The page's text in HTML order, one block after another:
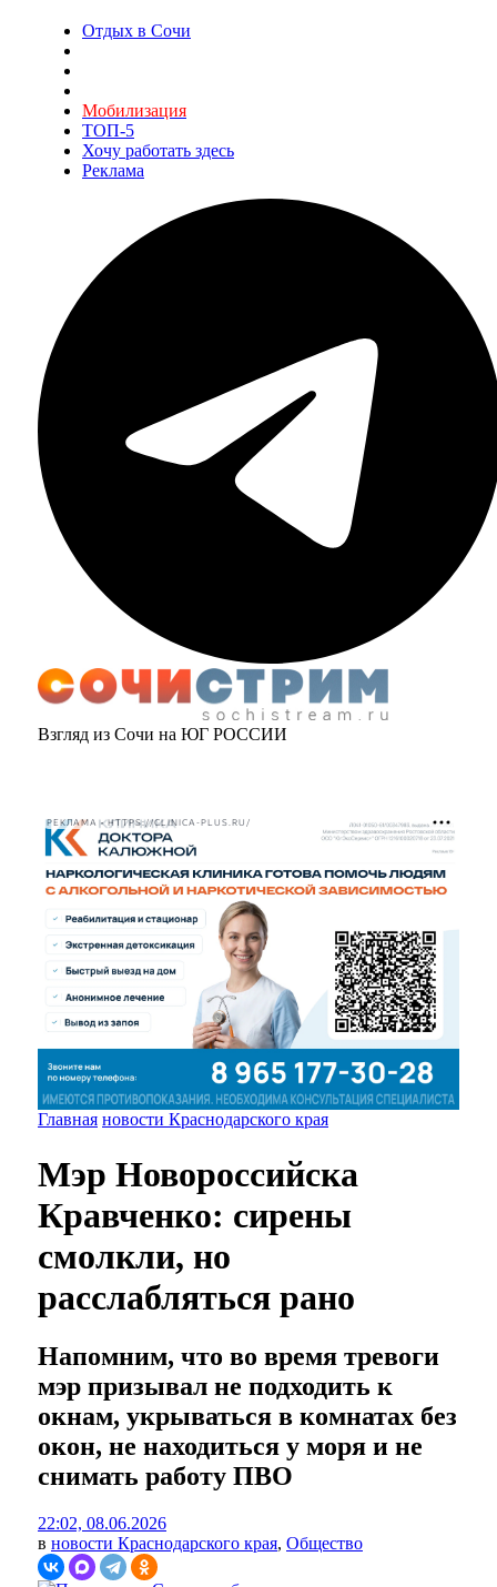
Отдых в Сочи
Мобилизация
ТОП-5
Хочу работать здесь
Реклама
Взгляд из Сочи на ЮГ РОССИИ
РЕКЛАМА • HTTPS://CLINICA-PLUS.RU/
Главная новости Краснодарского края
Мэр Новороссийска
Кравченко: сирены
смолкли, но
расслабляться рано
Напомним, что во время тревоги
мэр призывал не подходить к
окнам, укрываться в комнатах без
окон, не находиться у моря и не
снимать работу ПВО
22:02, 08.06.2026
в новости Краснодарского края, Общество